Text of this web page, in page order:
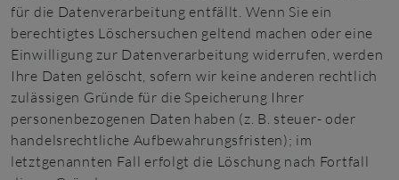
für die Datenverarbeitung entfällt. Wenn Sie ein
berechtigtes Löschersuchen geltend machen oder eine
Einwilligung zur Datenverarbeitung widerrufen, werden
Ihre Daten gelöscht, sofern wir keine anderen rechtlich
zulässigen Gründe für die Speicherung Ihrer
personenbezogenen Daten haben (z. B. steuer- oder
handelsrechtliche Aufbewahrungsfristen); im
letztgenannten Fall erfolgt die Löschung nach Fortfall